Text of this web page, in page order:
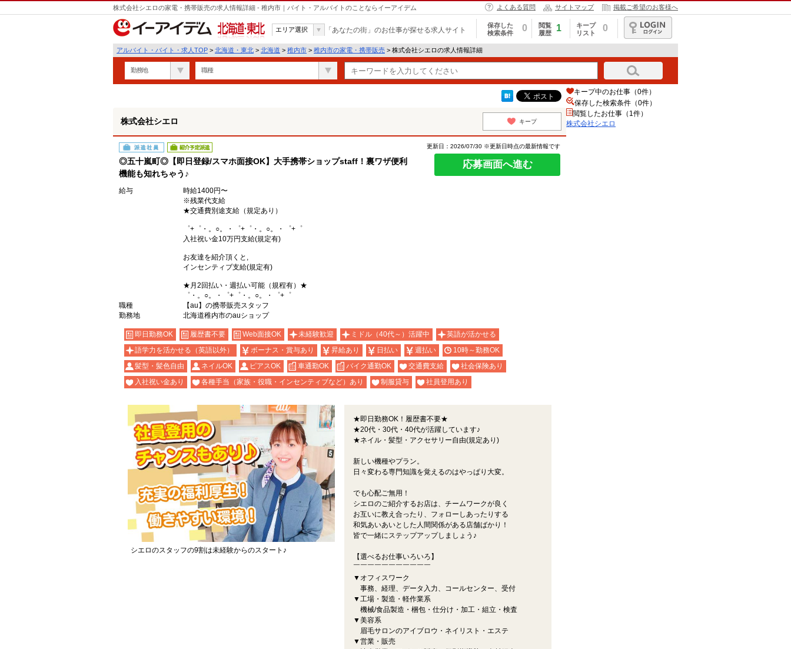
株式会社シエロの家電・携帯販売の求人情報詳細 - 稚内市｜バイト・アルバイトのことならイーアイデム よくある質問 サイトマップ 掲載ご希望のお客様へ
北海道・東北
エリア選択 「あなたの街」のお仕事が探せる求人サイト
保存した
検索条件
0
閲覧
履歴
1
キープ
リスト
0
ログイン
アルバイト・バイト・求人TOP > 北海道・東北 > 北海道 > 稚内市 > 稚内市の家電・携帯販売 > 株式会社シエロの求人情報詳細
勤務地 職種
遣
株式会社シエロ キープ
派遣社員 紹介予定派遣
◎五十嵐町◎【即日登録/スマホ面接OK】大手携帯ショップstaff！裏ワザ便利
機能も知れちゃう♪
更新日：2026/07/30 ※更新日時点の最新情報です
応募画面へ進む
給与
時給1400円〜
※残業代支給
★交通費別途支給（規定あり）
゜+゜・。○。・゜+゜・。○。・゜+゜
入社祝い金10万円支給(規定有)
お友達を紹介頂くと,
インセンティブ支給(規定有)
★月2回払い・週払い可能（規程有）★
゜・。○。・゜+゜・。○。・゜+゜
職種
【au】の携帯販売スタッフ
勤務地
北海道稚内市のauショップ
即日勤務OK 履歴書不要 Web面接OK 未経験歓迎 ミドル（40代～）活躍中
英語が活かせる
語学力を活かせる（英語以外）
ボーナス・賞与あり 昇給あり 日払い 週払い
10時～勤務OK
髪型・髪色自由
ネイルOK ピアスOK 車通勤OK バイク通勤OK 交通費支給
社会保険あり
入社祝い金あり
各種手当（家族・役職・インセンティブなど）あり 制服貸与 社員登用あり
シエロのスタッフの9割は未経験からのスタート♪
★即日勤務OK！履歴書不要★
★20代・30代・40代が活躍しています♪
★ネイル・髪型・アクセサリー自由(規定あり)
新しい機種やプラン。
日々変わる専門知識を覚えるのはやっぱり大変。
でも心配ご無用！
シエロのご紹介するお店は、チームワークが良く
お互いに教え合ったり、フォローしあったりする
和気あいあいとした人間関係がある店舗ばかり！
皆で一緒にステップアップしましょう♪
【選べるお仕事いろいろ】
￣￣￣￣￣￣￣￣￣￣￣
▼オフィスワーク
事務、経理、データ入力、コールセンター、受付
▼工場・製造・軽作業系
機械/食品製造・梱包・仕分け・加工・組立・検査
▼美容系
眉毛サロンのアイブロウ・ネイリスト・エステ
▼営業・販売
キープ中のお仕事（0件）
保存した検索条件（0件）
閲覧したお仕事（1件）
株式会社シエロ